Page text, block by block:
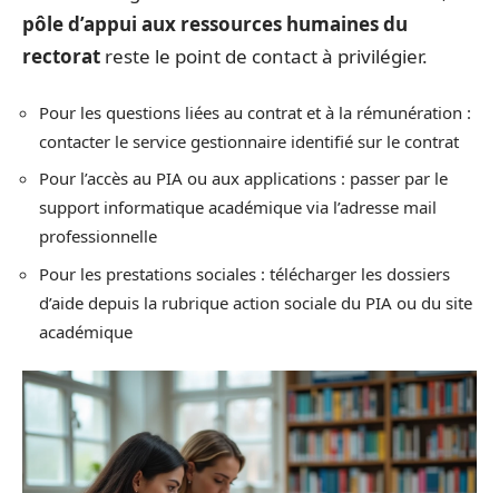
pôle d’appui aux ressources humaines du
rectorat reste le point de contact à privilégier.
Pour les questions liées au contrat et à la rémunération :
contacter le service gestionnaire identifié sur le contrat
Pour l’accès au PIA ou aux applications : passer par le
support informatique académique via l’adresse mail
professionnelle
Pour les prestations sociales : télécharger les dossiers
d’aide depuis la rubrique action sociale du PIA ou du site
académique